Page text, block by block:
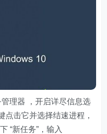
理器 ，开启详尽信息选
点击它并选择结速进程，
“新任务”，输入